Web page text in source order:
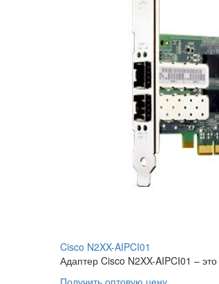
Cisco N2XX-AIPCI01
Адаптер Cisco N2XX-AIPCI01 –
Получить оптовую цену